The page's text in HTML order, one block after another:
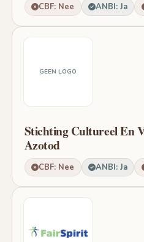
CBF: Nee ANBI: Ja
GEEN LOGO
Stichting Cultureel En
Azotod
CBF: Nee ANBI: Ja